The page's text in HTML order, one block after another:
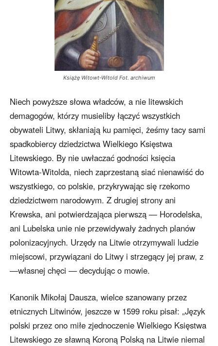
Książę Witowt-Witold Fot. archiwum
Niech powyższe słowa władców, a nie litewskich
demagogów, którzy musieliby łączyć wszystkich
obywateli Litwy, skłaniają ku pamięci, żeśmy tacy sami
spadkobiercy dziedzictwa Wielkiego Księstwa
Litewskiego. By nie uwłaczać godności księcia
Witowta-Witolda, niech zaprzestaną siać nienawiść do
wszystkiego, co polskie, przykrywając się rzekomo
dziedzictwem narodowym. Z drugiej strony ani
Krewska, ani potwierdzająca pierwszą — Horodelska,
ani Lubelska unie nie przewidywały żadnych planów
polonizacyjnych. Urzędy na Litwie otrzymywali ludzie
miejscowi, przywiązani do Litwy i strzegący jej praw, z
—własnej chęci — decydując o mowie.
Kanonik Mikołaj Dausza, wielce szanowany przez
etnicznych Litwinów, jeszcze w 1599 roku pisał: „Język
polski przez ono miłe zjednoczenie Wielkiego Księstwa
Litewskiego ze sławną Koroną Polską na Litwie niemal